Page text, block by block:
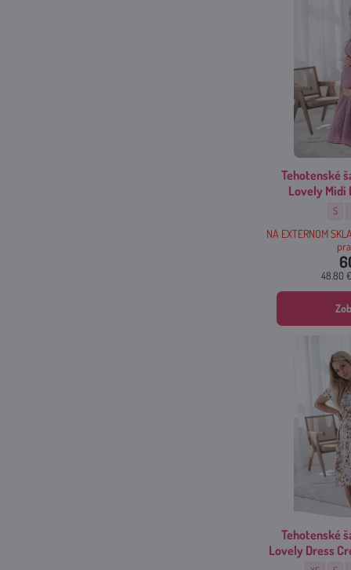
Tehotenské
Lovely Midi
S
NA EXTERNOM
48.80 €
Tehotenské
Lovely Dress